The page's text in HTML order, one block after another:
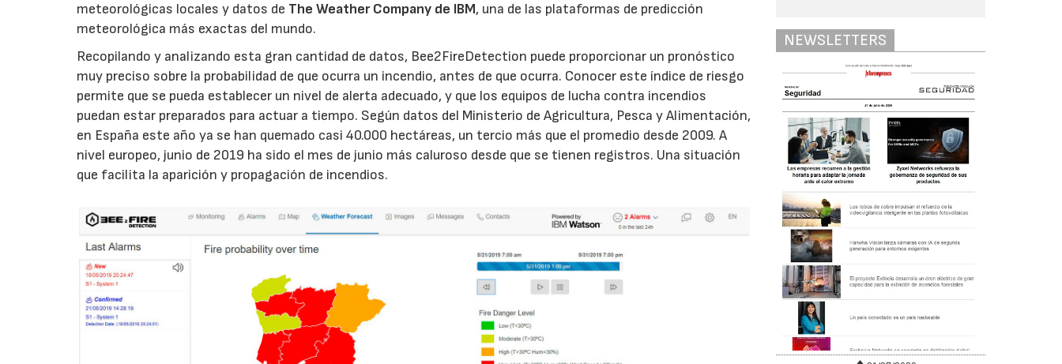
meteorológicas locales y datos de The Weather Company de IBM, una de las plataformas de predicción
meteorológica más exactas del mundo.
Recopilando y analizando esta gran cantidad de datos, Bee2FireDetection puede proporcionar un pronóstico
muy preciso sobre la probabilidad de que ocurra un incendio, antes de que ocurra. Conocer este índice de riesgo
permite que se pueda establecer un nivel de alerta adecuado, y que los equipos de lucha contra incendios
puedan estar preparados para actuar a tiempo. Según datos del Ministerio de Agricultura, Pesca y Alimentación,
en España este año ya se han quemado casi 40.000 hectáreas, un tercio más que el promedio desde 2009. A
nivel europeo, junio de 2019 ha sido el mes de junio más caluroso desde que se tienen registros. Una situación
que facilita la aparición y propagación de incendios.
NEWSLETTERS